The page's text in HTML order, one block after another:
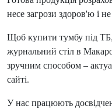
несе загрози здоров'ю і
Щоб купити тумбу під
журнальний стіл в
зручним способом –
сайті.
У нас працюють